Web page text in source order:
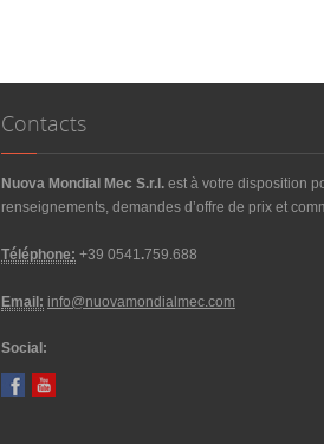
Contacts
Nuova Mondial Mec S.r.l. est à votre disposition
renseignements, demandes d’offre de prix et
Téléphone: +39 0541.759.688
Email: info@nuovamondialmec.com
Social: